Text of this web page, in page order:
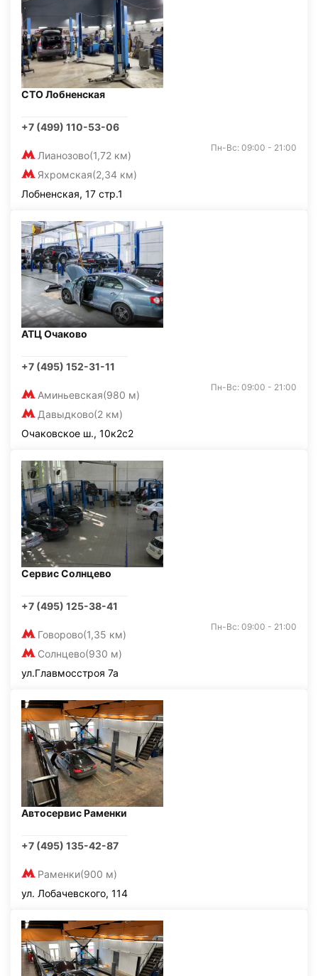
СТО Лобненская
+7 (499) 110-53-06
Лианозово(1,72 км)
Яхромская(2,34 км)
Пн-Вс: 09:00 - 21:00
Лобненская, 17 стр.1
АТЦ Очаково
+7 (495) 152-31-11
Аминьевская(980 м)
Давыдково(2 км)
Пн-Вс: 09:00 - 21:00
Очаковское ш., 10к2с2
Сервис Солнцево
+7 (495) 125-38-41
Говорово(1,35 км)
Солнцево(930 м)
Пн-Вс: 09:00 - 21:00
ул.Главмосстроя 7а
Автосервис Раменки
+7 (495) 135-42-87
Раменки(900 м)
ул. Лобачевского, 114